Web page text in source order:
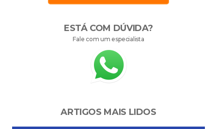
ESTÁ COM DÚVIDA?
Fale com um especialista
ARTIGOS MAIS LIDOS